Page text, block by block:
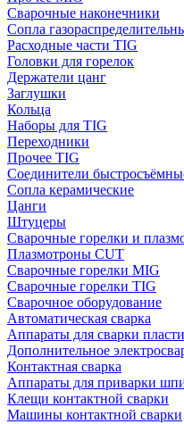
Сварочные наконечники
Сопла
Расходные части TIG
Головки для горелок
Держатели цанг
Заглушки
Кольца
Наборы для TIG
Переходники
Прочее TIG
Соединители
Сопла керамические
Цанги
Штуцеры
Сварочные горелки и
Плазмотроны CUT
Сварочные горелки MIG
Сварочные горелки TIG
Сварочное оборудование
Автоматическая сварка
Аппараты для сварки
Дополнительное
Контактная сварка
Аппараты для приварки
Клещи контактной сварки
Машины контактной сварки